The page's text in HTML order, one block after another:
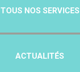
TOUS NOS SERVICES
ACTUALITÉS